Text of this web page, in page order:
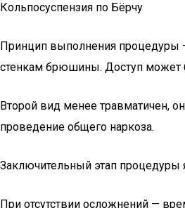
Кольпосуспензия по Бёрчу
Принцип выполнения процедуры —
стенкам брюшины. Доступ может
Второй вид менее травматичен,
проведение общего наркоза.
Заключительный этап процедуры
При отсутствии осложнений —